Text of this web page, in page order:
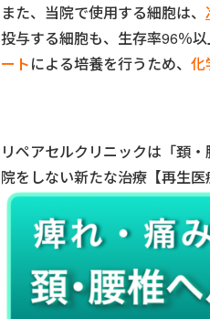
また、当院で使用する細胞は、
投与する細胞も、生存率96％
ートによる培養を行うため、 化
リペアセルクリニックは「頚
院をしない新たな治療【再生医